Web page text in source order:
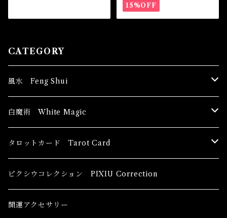
15%OFF
CATEGORY
風水 Feng Shui
ブッダ Buddha
恋愛運
健康運 Health
金運 Money
白魔術 White Magic
香油 Oils
恋愛 Love
金運 Money
キャンドル Candles
恋愛 Love
線香 Stick Incense
タロットカード Tarot Card
初心者向け For The Beginners
中級者向け
ピクシウコレクション PIXIU Correction
開運アクセサリー